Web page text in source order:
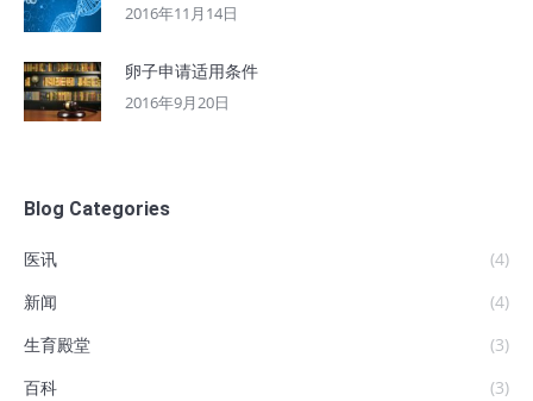
2016年11月14日
卵子申请适用条件
2016年9月20日
Blog Categories
医讯
(4)
新闻
(4)
生育殿堂
(3)
百科
(3)